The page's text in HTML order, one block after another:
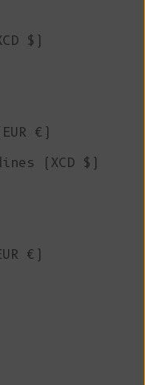
$)
€)
(XCD $)
€)